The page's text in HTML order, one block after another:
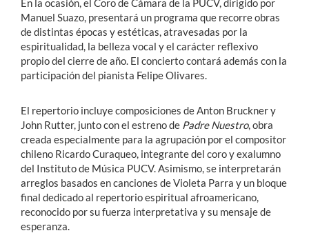
Manuel Suazo, presentará un programa que recorre obras
de distintas épocas y estéticas, atravesadas por la
espiritualidad, la belleza vocal y el carácter reflexivo
propio del cierre de año. El concierto contará además con la
participación del pianista Felipe Olivares.
El repertorio incluye composiciones de Anton Bruckner y
John Rutter, junto con el estreno de Padre Nuestro, obra
creada especialmente para la agrupación por el compositor
chileno Ricardo Curaqueo, integrante del coro y exalumno
del Instituto de Música PUCV. Asimismo, se interpretarán
arreglos basados en canciones de Violeta Parra y un bloque
final dedicado al repertorio espiritual afroamericano,
reconocido por su fuerza interpretativa y su mensaje de
esperanza.